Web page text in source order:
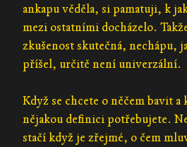
ankapu věděla, si pamatuji, k
mezi ostatními docházelo.
zkušenost skutečná, nechápu,
příšel, určitě není univerzální.
Když se chcete o něčem bavit
nějakou definici potřebujete.
stačí když je zřejmé, o čem